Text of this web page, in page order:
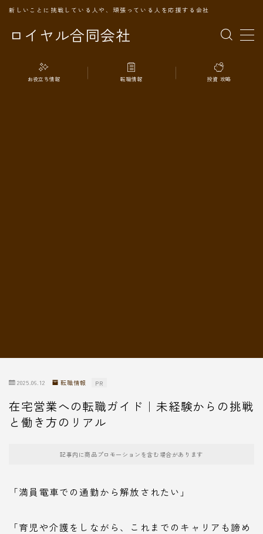
ロイヤル合同会社
新しいことに挑戦している人や、頑張っている人を応援する会社
MENU
TOPページ
お役立ち情報 転職情報 投資 攻略
2025.06.12 転職情報 PR
在宅営業への転職ガイド｜未経験からの挑戦
と働き方のリアル
記事内に商品プロモーションを含む場合があります
「満員電車での通勤から解放されたい」
「育児や介護をしながら、これまでのキャリアも諦め